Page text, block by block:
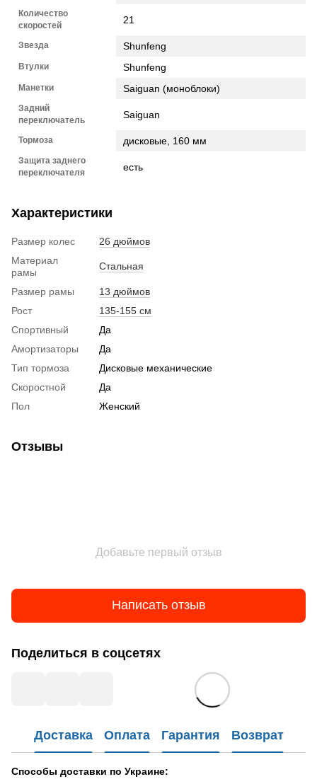
Количество
скоростей
21
Звезда Shunfeng
Втулки Shunfeng
Манетки Saiguan (моноблоки)
Задний
переключатель
Saiguan
Тормоза дисковые, 160 мм
Защита заднего
переключателя
есть
Характеристики
Размер колес
26 дюймов
Материал
рамы
Стальная
Размер рамы
13 дюймов
Рост
135-155 см
Спортивный
Да
Амортизаторы
Да
Тип тормоза
Дисковые механические
Скоростной
Да
Пол
Женский
Отзывы
Добавьте первый отзыв
Написать отзыв
Поделиться в соцсетях
Доставка Оплата Гарантия Возврат
Способы доставки по Украине: